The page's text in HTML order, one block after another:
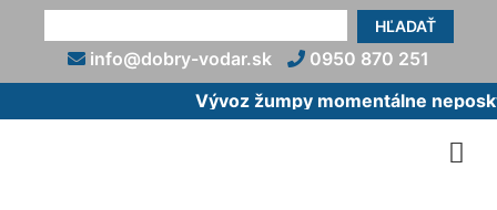
HĽADAŤ
info@dobry-vodar.sk
0950 870 251
Vývoz žumpy momentálne